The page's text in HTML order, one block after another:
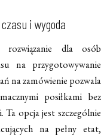
i wygoda
dla osób
na przygotowywanie
na zamówienie pozwala
posiłkami bez
Ta opcja jest szczególnie
na pełny etat,